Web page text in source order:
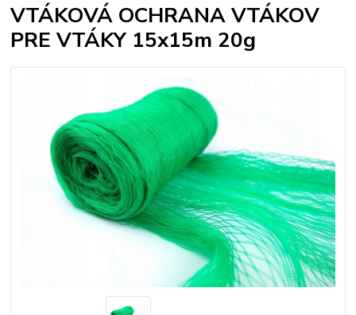
VTÁKOVÁ OCHRANA VTÁKOV
PRE VTÁKY 15x15m 20g